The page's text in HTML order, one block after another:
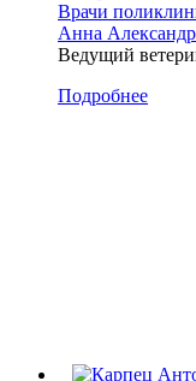
Врачи
Анна
Ведущий
Подробнее